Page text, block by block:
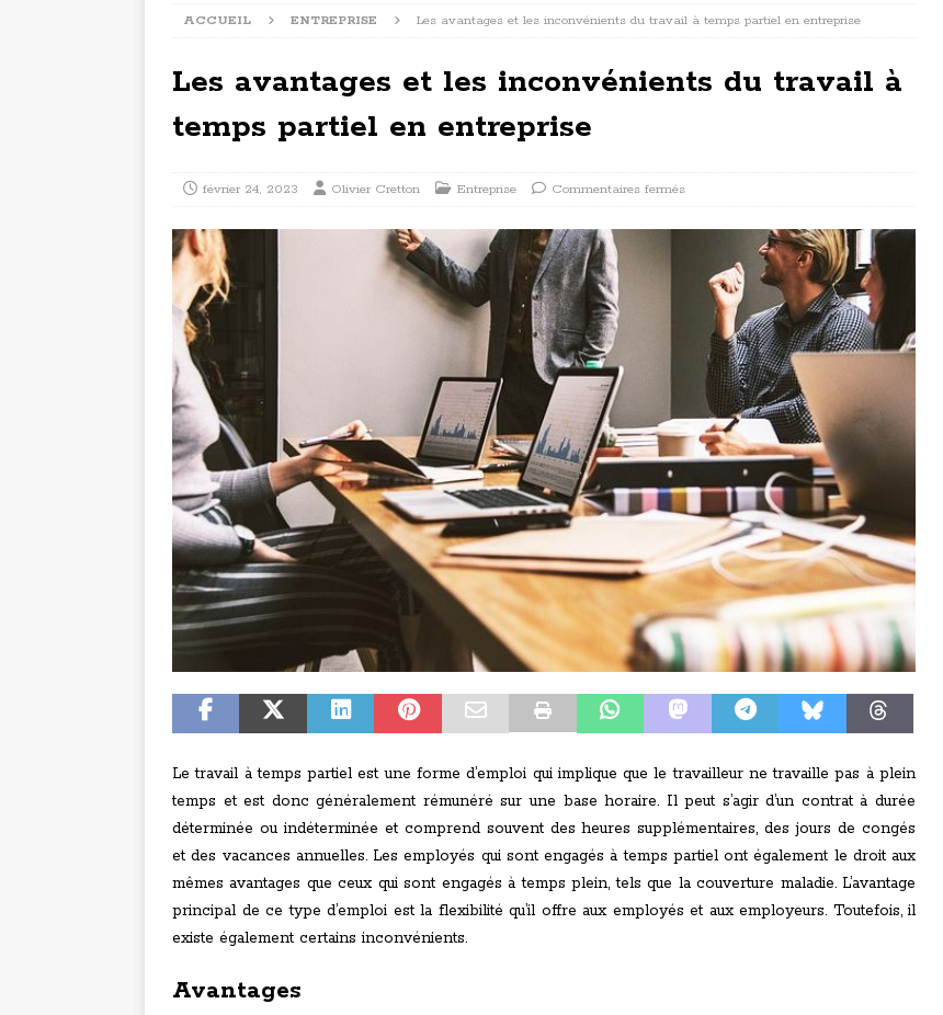
ACCUEIL ENTREPRISE Les avantages et les inconvénients du travail à temps partiel en entreprise
Les avantages et les inconvénients du travail à
temps partiel en entreprise
février 24, 2023 Olivier Cretton Entreprise Commentaires fermés
Le travail à temps partiel est une forme d’emploi qui implique que le travailleur ne travaille pas à plein
temps et est donc généralement rémunéré sur une base horaire. Il peut s’agir d’un contrat à durée
déterminée ou indéterminée et comprend souvent des heures supplémentaires, des jours de congés
et des vacances annuelles. Les employés qui sont engagés à temps partiel ont également le droit aux
mêmes avantages que ceux qui sont engagés à temps plein, tels que la couverture maladie. L’avantage
principal de ce type d’emploi est la flexibilité qu’il offre aux employés et aux employeurs. Toutefois, il
existe également certains inconvénients.
Avantages